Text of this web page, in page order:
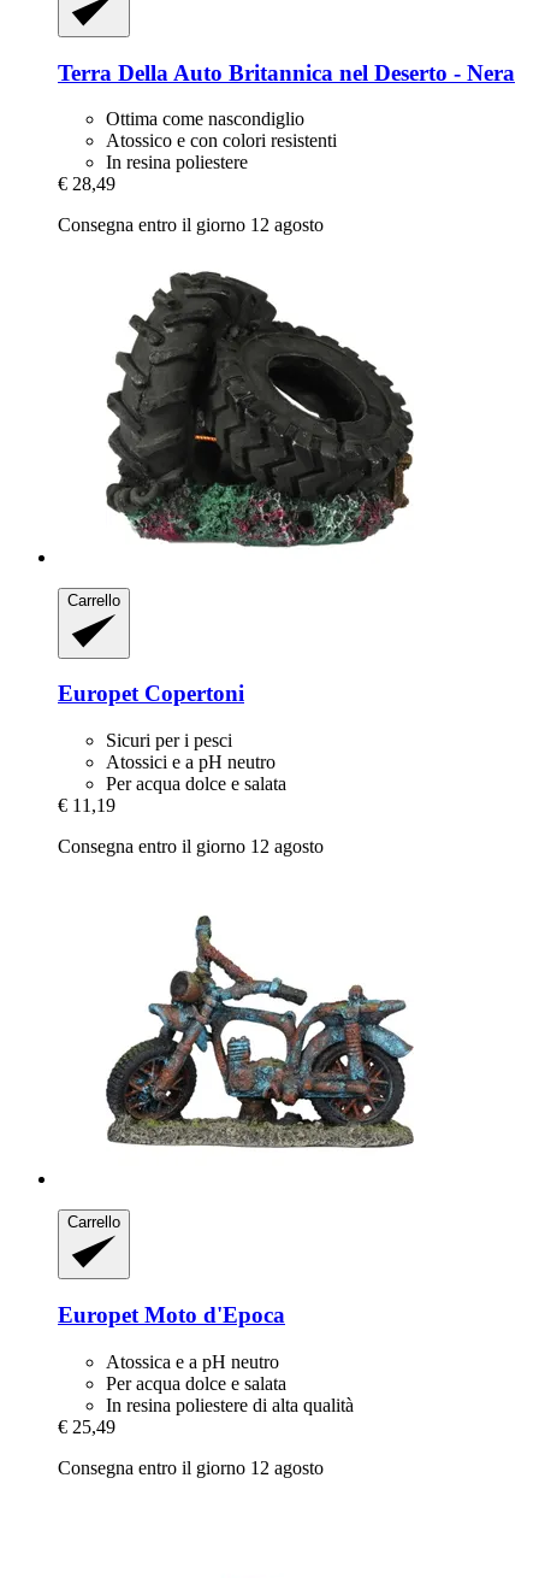
Terra Della Auto Britannica nel Deserto -​ Nera
Ottima come nascondiglio
Atossico e con colori resistenti
In resina poliestere
€ 28,49
Consegna entro il giorno 12 agosto
Carrello
EuropetCopertoni
Sicuri per i pesci
Atossici e a pH neutro
Per acqua dolce e salata
€ 11,19
Consegna entro il giorno 12 agosto
Carrello
Europet Moto d'Epoca
Atossica e a pH neutro
Per acqua dolce e salata
In resina poliestere di alta qualità
€ 25,49
Consegna entro il giorno 12 agosto